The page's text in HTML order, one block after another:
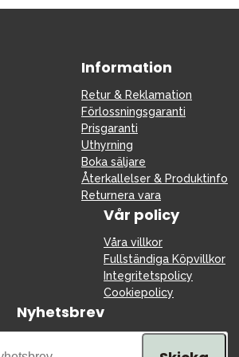
Information
Retur & Reklamation
Förlossningsgaranti
Prisgaranti
Uthyrning
Boka säljare
Återkallelser & Produktinfo
Returnera vara
Vår policy
Våra villkor
Fullständiga Köpvillkor
Integritetspolicy
Cookiepolicy
Nyhetsbrev
Tillbehör
Kampanjer
Presenttips
Våra favoriter
Varumärken
bad
Guider
Uthyrning Vår butik